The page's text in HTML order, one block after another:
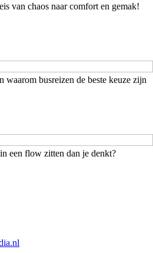
van chaos naar comfort en gemak!
waarom busreizen de beste keuze zijn
een flow zitten dan je denkt?